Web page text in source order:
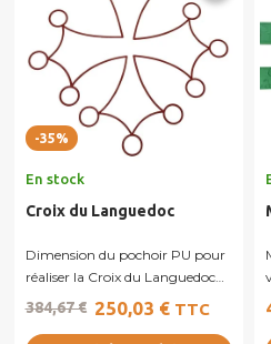
-35%
En stock
Croix du Languedoc
Dimension du pochoir PU pour
réaliser la Croix du Languedoc
: 128 x 128 cm Il suffit...
250,03 € TTC
384,67 €